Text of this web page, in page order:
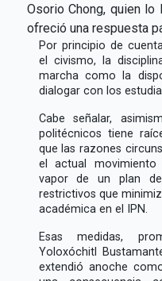
Osorio Chong, quien
ofreció una respuesta
Por principio de
el civismo, la
marcha como la
dialogar con los
Cabe señalar,
politécnicos tiene
que las razones
el actual movimiento
vapor de un plan
restrictivos que
académica en el IPN.
Esas medidas,
Yoloxóchitl
extendió anoche